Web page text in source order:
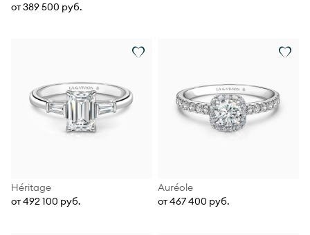
от 389 500 руб.
Héritage
от 492 100 руб.
Auréole
от 467 400 руб.